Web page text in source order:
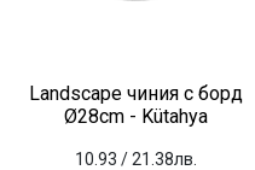
Landscape чиния с борд
Ø28cm - Kütahya
10.93 / 21.38лв.